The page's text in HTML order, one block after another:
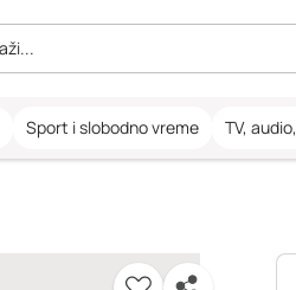
Sport i slobodno vreme TV,